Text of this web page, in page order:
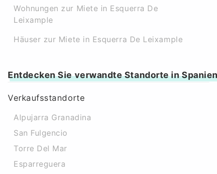
Wohnungen zur Miete in Esquerra De
Leixample
Häuser zur Miete in Esquerra De Leixample
Entdecken Sie verwandte Standorte in
Verkaufsstandorte
Alpujarra Granadina
San Fulgencio
Torre Del Mar
Esparreguera